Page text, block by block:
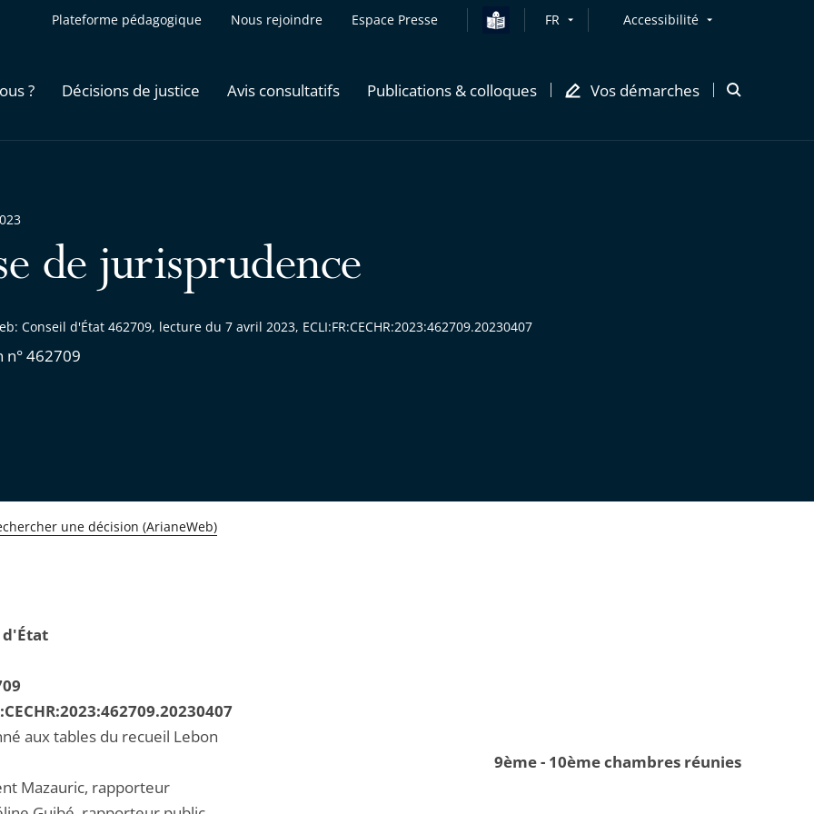
Plateforme pédagogique Nous rejoindre Espace Presse FR Accessibilité
? Décisions de justice Avis consultatifs Publications & colloques Vos démarches
Ouvrir
de jurisprudence
Conseil d'État 462709, lecture du 7 avril 2023, ECLI:FR:CECHR:2023:462709.20230407
n° 462709
une décision (ArianeWeb)
d'État
aux tables du recueil Lebon
9ème - 10ème chambres réunies
Mazauric, rapporteur